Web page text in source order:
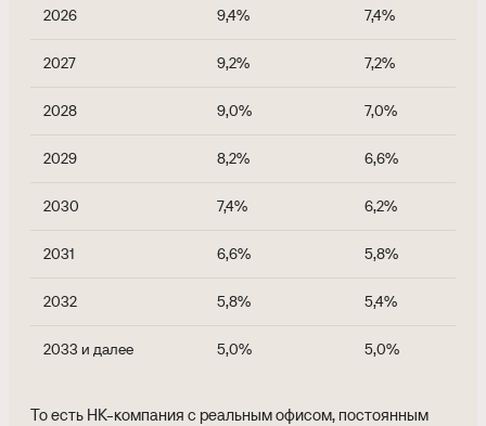
2026 9,4% 7,4%
2027 9,2% 7,2%
2028 9,0% 7,0%
2029 8,2% 6,6%
2030 7,4% 6,2%
2031 6,6% 5,8%
2032 5,8% 5,4%
2033 и далее 5,0% 5,0%
То есть HK-компания с реальным офисом, постоянным